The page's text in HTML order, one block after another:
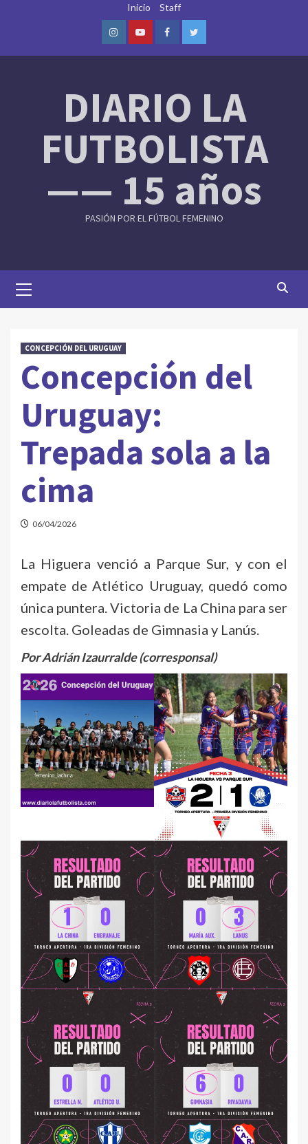
Inicio Staff
InstagramYoutubeFacebookTwitter
DIARIO LA
FUTBOLISTA
—— 15 años
PASIÓN POR EL FÚTBOL FEMENINO
Menu
CONCEPCIÓN DEL URUGUAY
Concepción del
Uruguay:
Trepada sola a la
cima
06/04/2026
La Higuera venció a Parque Sur, y con el
empate de Atlético Uruguay, quedó como
única puntera. Victoria de La China para ser
escolta. Goleadas de Gimnasia y Lanús.
Por Adrián Izaurralde (corresponsal)